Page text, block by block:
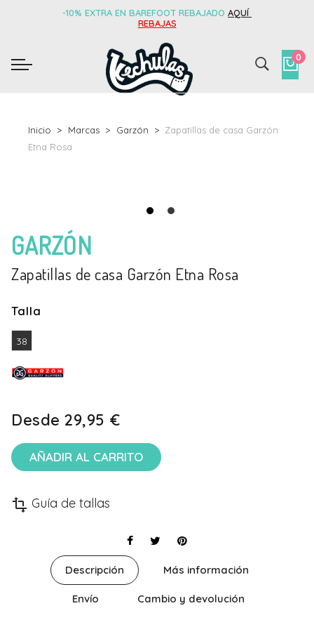
-10% EXTRA EN BAREFOOT REBAJADO AQUÍ
REBAJAS
0
Inicio Marcas Garzón
Zapatillas de casa Garzón
Etna Rosa
GARZÓN
Zapatillas de casa Garzón Etna Rosa
Talla
38
Desde 29,95 €
AÑADIR AL CARRITO
transform Guía de tallas
Descripción Más información
Envío Cambio y devolución